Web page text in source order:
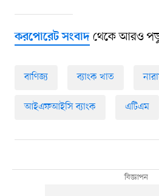
করপোরেট সংবাদথেকে আরও
বাণিজ্য ব্যাংক খাত
আইএফআইসি ব্যাংক এটিএম